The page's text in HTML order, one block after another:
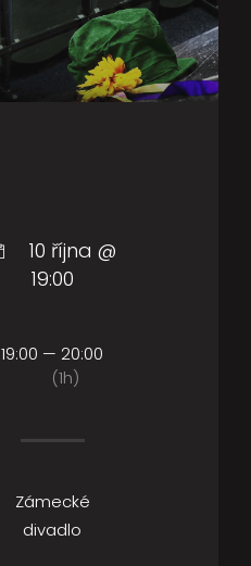
10 října @
19:00
19:00 — 20:00
(1h)
Zámecké
divadlo